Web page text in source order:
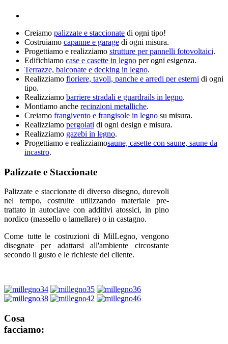
Creiamo palizzate e staccionate di ogni tipo!
Costruiamo capanne e garage di ogni misura.
Progettiamo e realizziamo strutture per pannelli fotovoltaici.
Edifichiamo case e casette in legno per ogni esigenza.
Terrazze, balconate e decking in legno.
Realizziamo fioriere, tavoli, panche e arredi per esterni di ogni
tipo.
Realizziamo barriere stradali e guardrails in legno.
Montiamo anche recinzioni metalliche.
Creiamo frangivento e frangisole in legno su misura.
Realizziamo pergolati di ogni design e misura.
Realizziamo gazebi in legno.
Progettiamo e realizziamosaune, casette con saune, saune da
incastro.
Palizzate e Staccionate
Palizzate e staccionate di diverso disegno, durevoli
nel tempo, costruite utilizzando materiale pre-
trattato in autoclave con additivi atossici, in pino
nordico (massello o lamellare) o in castagno.
Come tutte le costruzioni di MilLegno, vengono
disegnate per adattarsi all'ambiente circostante
secondo il gusto e le richieste del cliente.
Cosa
facciamo: